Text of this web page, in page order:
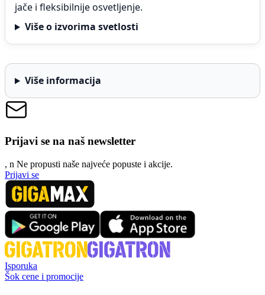
jače i fleksibilnije osvetljenje.
Više o izvorima svetlosti
Više informacija
Prijavi se na naš newsletter
, n Ne propusti naše najveće popuste i akcije.
Prijavi se
Isporuka
Šok cene i promocije